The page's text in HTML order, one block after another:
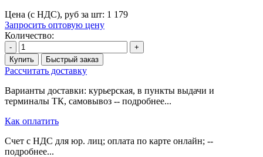
Цена (с НДС), руб за шт: 1 179
Запросить оптовую цену
Количество:
-
+
Купить
Быстрый заказ
Рассчитать доставку
Варианты доставки: курьерская, в пункты выдачи и
терминалы ТК, самовывоз -- подробнее...
Как оплатить
Счет с НДС для юр. лиц; оплата по карте онлайн; --
подробнее...